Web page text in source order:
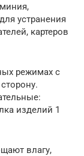
устранения
картеров
режимах с
изделий 1
влагу,